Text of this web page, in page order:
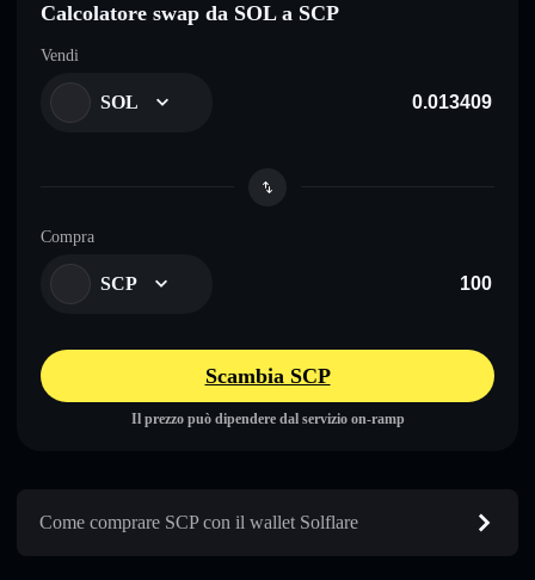
Calcolatore swap da SOL a SCP
Vendi
SOL
Compra
SCP
Scambia SCP
Il prezzo può dipendere dal servizio on-ramp
Come comprare SCP con il wallet Solflare